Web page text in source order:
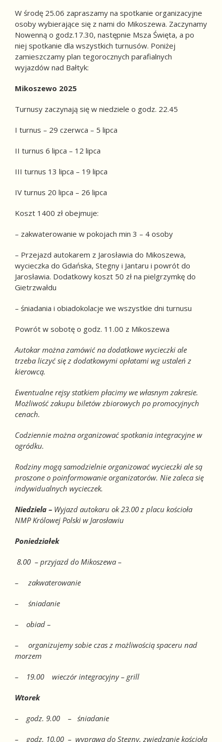
W środę 25.06 zapraszamy na spotkanie organizacyjne
osoby wybierające się z nami do Mikoszewa. Zaczynamy
Nowenną o godz.17.30, następnie Msza Święta, a po
niej spotkanie dla wszystkich turnusów. Poniżej
zamieszczamy plan tegorocznych parafialnych
wyjazdów nad Bałtyk:
Mikoszewo 2025
Turnusy zaczynają się w niedziele o godz. 22.45
I turnus – 29 czerwca – 5 lipca
II turnus 6 lipca – 12 lipca
III turnus 13 lipca – 19 lipca
IV turnus 20 lipca – 26 lipca
Koszt 1400 zł obejmuje:
– zakwaterowanie w pokojach min 3 – 4 osoby
– Przejazd autokarem z Jarosławia do Mikoszewa,
wycieczka do Gdańska, Stegny i Jantaru i powrót do
Jarosławia. Dodatkowy koszt 50 zł na pielgrzymkę do
Gietrzwałdu
– śniadania i obiadokolacje we wszystkie dni turnusu
Powrót w sobotę o godz. 11.00 z Mikoszewa
Autokar można zamówić na dodatkowe wycieczki ale
trzeba liczyć się z dodatkowymi opłatami wg ustaleń z
kierowcą.
Ewentualne rejsy statkiem płacimy we własnym zakresie.
Możliwość zakupu biletów zbiorowych po promocyjnych
cenach.
Codziennie można organizować spotkania integracyjne w
ogródku.
Rodziny mogą samodzielnie organizować wycieczki ale są
proszone o poinformowanie organizatorów. Nie zaleca się
indywidualnych wycieczek.
Niedziela – Wyjazd autokaru ok 23.00 z placu kościoła
NMP Królowej Polski w Jarosławiu
Poniedziałek
8.00 – przyjazd do Mikoszewa –
– zakwaterowanie
– śniadanie
– obiad –
– organizujemy sobie czas z możliwością spaceru nad
morzem
– 19.00 wieczór integracyjny – grill
Wtorek
– godz. 9.00 – śniadanie
– godz. 10.00 – wyprawa do Stegny, zwiedzanie kościoła